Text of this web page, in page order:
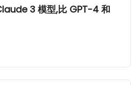
3 模型,比 GPT-4 和